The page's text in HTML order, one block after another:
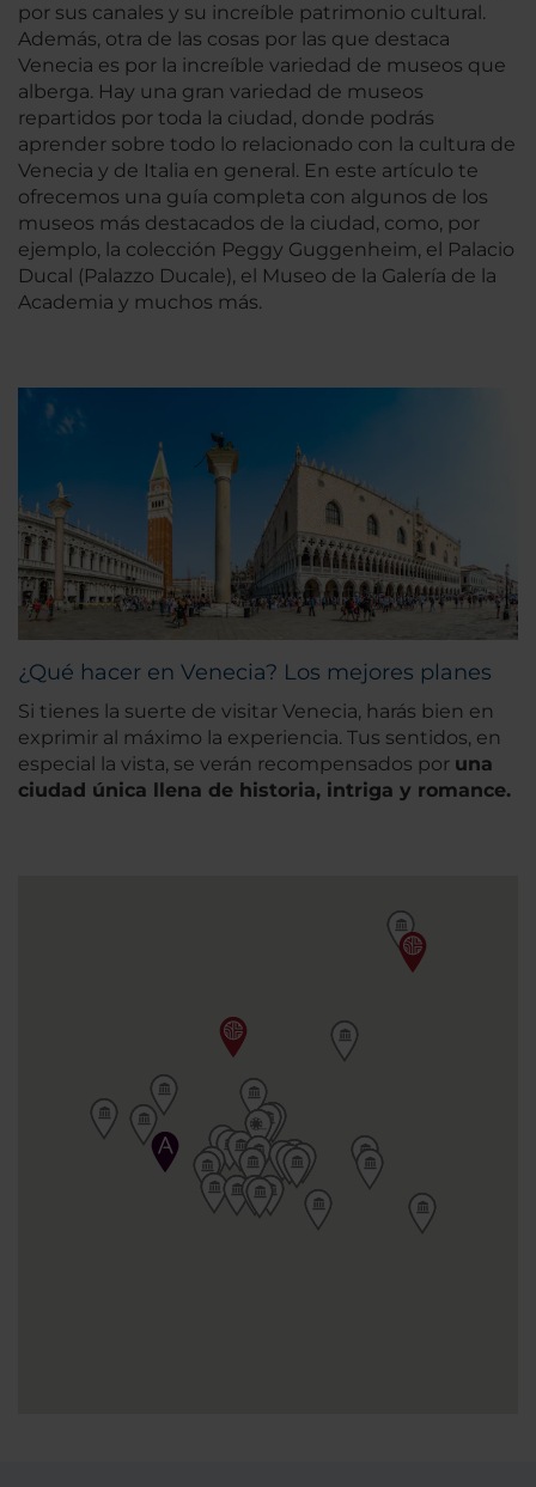
por sus canales y su increíble patrimonio cultural.
Además, otra de las cosas por las que destaca
Venecia es por la increíble variedad de museos que
alberga. Hay una gran variedad de museos
repartidos por toda la ciudad, donde podrás
aprender sobre todo lo relacionado con la cultura de
Venecia y de Italia en general. En este artículo te
ofrecemos una guía completa con algunos de los
museos más destacados de la ciudad, como, por
ejemplo, la colección Peggy Guggenheim, el Palacio
Ducal (Palazzo Ducale), el Museo de la Galería de la
Academia y muchos más.
¿Qué hacer en Venecia? Los mejores planes
Si tienes la suerte de visitar Venecia, harás bien en
exprimir al máximo la experiencia. Tus sentidos, en
especial la vista, se verán recompensados por una
ciudad única llena de historia, intriga y romance.